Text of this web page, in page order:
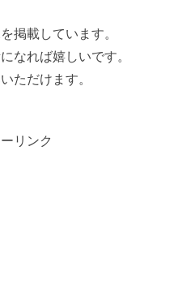
掲載しています。
なれば嬉しいです。
ただけます。
リンク